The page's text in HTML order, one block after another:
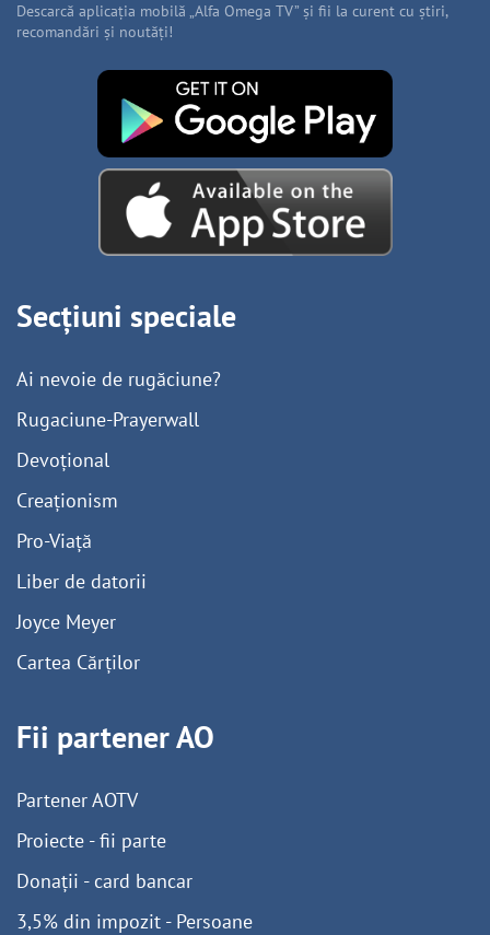
Descarcă aplicația mobilă „Alfa Omega TV” și fii la curent cu știri,
recomandări și noutăți!
Secțiuni speciale
Ai nevoie de rugăciune?
Rugaciune-Prayerwall
Devoțional
Creaționism
Pro-Viață
Liber de datorii
Joyce Meyer
Cartea Cărților
Fii partener AO
Partener AOTV
Proiecte - fii parte
Donații - card bancar
3,5% din impozit - Persoane